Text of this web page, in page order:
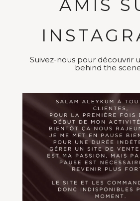
AMIS
Suivez-nous pour découvrir
behind the